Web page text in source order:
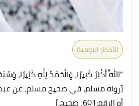
الأذكار اليومية
"اللَّهُ أَكْبَرُ كَبِيرًا، وَالْحَمْدُ لِلَّهِ كَثِيرًا،
[رواه مسلم، في صحيح مسلم، عن
أو الرقم:601، صحيح.]